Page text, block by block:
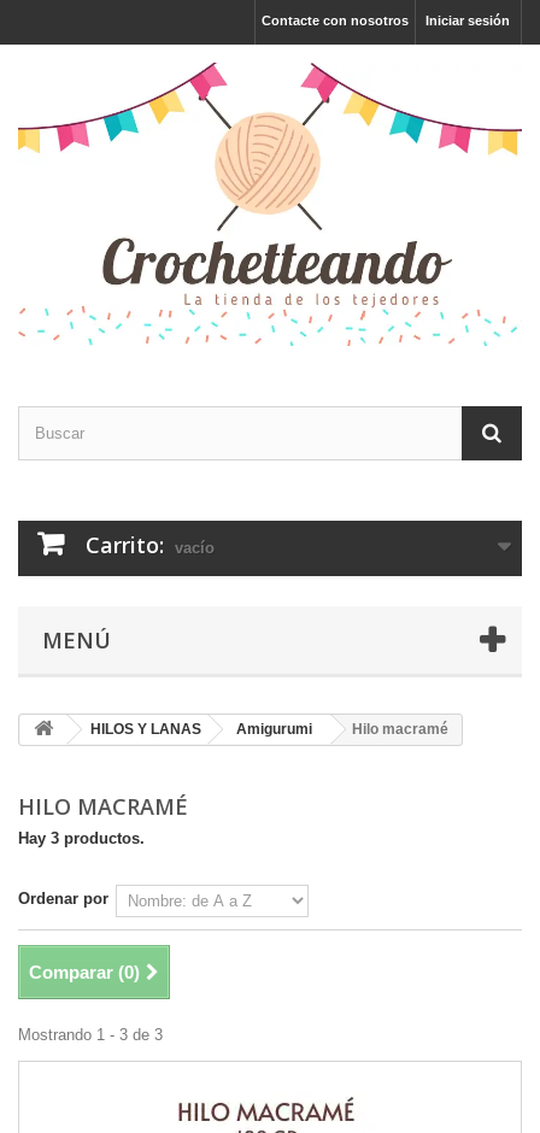
Iniciar sesión
Contacte con nosotros
Carrito: vacío
MENÚ
HILOS Y LANAS Amigurumi Hilo macramé
HILO MACRAMÉ
Hay 3 productos.
Ordenar por
Comparar (0)
Mostrando 1 - 3 de 3